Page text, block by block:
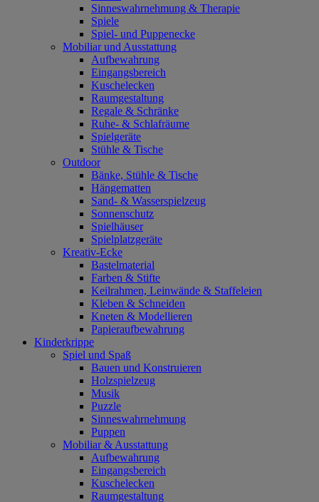
Sinneswahrnehmung & Therapie
Spiele
Spiel- und Puppenecke
Mobiliar und Ausstattung
Aufbewahrung
Eingangsbereich
Kuschelecken
Raumgestaltung
Regale & Schränke
Ruhe- & Schlafräume
Spielgeräte
Stühle & Tische
Outdoor
Bänke, Stühle & Tische
Hängematten
Sand- & Wasserspielzeug
Sonnenschutz
Spielhäuser
Spielplatzgeräte
Kreativ-Ecke
Bastelmaterial
Farben & Stifte
Keilrahmen, Leinwände & Staffeleien
Kleben & Schneiden
Kneten & Modellieren
Papieraufbewahrung
Kinderkrippe
Spiel und Spaß
Bauen und Konstruieren
Holzspielzeug
Musik
Puzzle
Sinneswahrnehmung
Puppen
Mobiliar & Ausstattung
Aufbewahrung
Eingangsbereich
Kuschelecken
Raumgestaltung